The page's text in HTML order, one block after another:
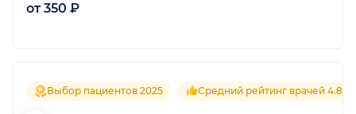
от 350 ₽
Выбор пациентов 2025 Средний рейтинг врачей 4.8